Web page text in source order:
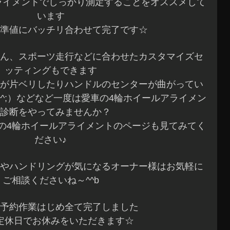
メントでしっかり測定することをオススメして
います
値にバッチリ合わせて完了です☆
、スポーツ走行などに合わせたカスタマイズセ
ッティングもできます
片ベリしたりハンドルのセンターが曲がってい
）などなど一度は愛車の4輪ホイールアライメン
断をやってみませんか？
4輪ホイールアライメントのページも見てみてく
ださい♪
ハンドリングが気になるオーナー様はお気軽に
ご相談くださいね～^^b
約作業はじめ全て完了しました
休日でお休みをいただきます☆